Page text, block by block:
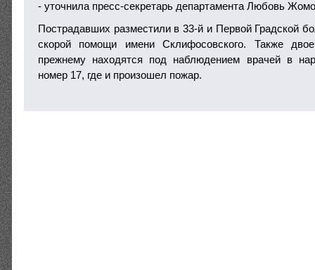
- уточнила пресс-секретарь департамента Любовь
Пострадавших разместили в 33-й и Первой Градской
скорой помощи имени Склифосовского. Также
прежнему находятся под наблюдением врачей в
номер 17, где и произошел пожар.